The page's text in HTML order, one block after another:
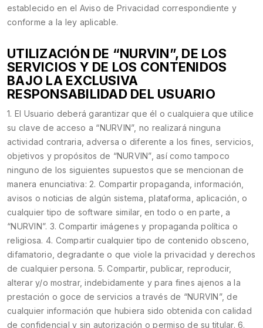
establecido en el Aviso de Privacidad correspondiente y
conforme a la ley aplicable.
UTILIZACIÓN DE “NURVIN”, DE LOS
SERVICIOS Y DE LOS CONTENIDOS
BAJO LA EXCLUSIVA
RESPONSABILIDAD DEL USUARIO
1. El Usuario deberá garantizar que él o cualquiera que utilice
su clave de acceso a “NURVIN”, no realizará ninguna
actividad contraria, adversa o diferente a los fines, servicios,
objetivos y propósitos de “NURVIN”, así como tampoco
ninguno de los siguientes supuestos que se mencionan de
manera enunciativa: 2. Compartir propaganda, información,
avisos o noticias de algún sistema, plataforma, aplicación, o
cualquier tipo de software similar, en todo o en parte, a
“NURVIN”. 3. Compartir imágenes y propaganda política o
religiosa. 4. Compartir cualquier tipo de contenido obsceno,
difamatorio, degradante o que viole la privacidad y derechos
de cualquier persona. 5. Compartir, publicar, reproducir,
alterar y/o mostrar, indebidamente y para fines ajenos a la
prestación o goce de servicios a través de “NURVIN”, de
cualquier información que hubiera sido obtenida con calidad
de confidencial y sin autorización o permiso de su titular. 6.